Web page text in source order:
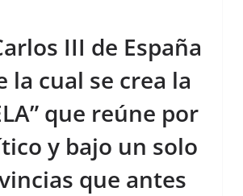
III de España
cual se crea la
que reúne por
y bajo un solo
que antes